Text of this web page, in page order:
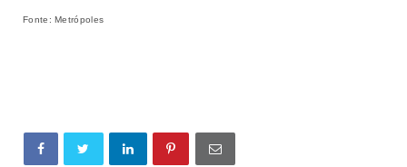
Fonte: Metrópoles